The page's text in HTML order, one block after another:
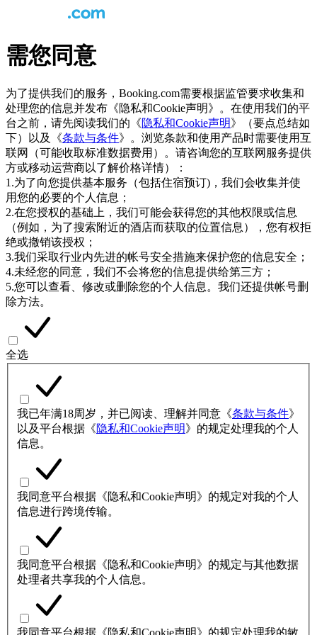
需您同意
为了提供我们的服务，Booking.com需要根据监管要求收集和
处理您的信息并发布《隐私和Cookie声明》。在使用我们的平
台之前，请先阅读我们的《隐私和Cookie声明》（要点总结如
下）以及《条款与条件》。浏览条款和使用产品时需要使用互
联网（可能收取标准数据费用）。请咨询您的互联网服务提供
方或移动运营商以了解价格详情）：
1.为了向您提供基本服务（包括住宿预订)，我们会收集并使
用您的必要的个人信息；
2.在您授权的基础上，我们可能会获得您的其他权限或信息
（例如，为了搜索附近的酒店而获取的位置信息），您有权拒
绝或撤销该授权；
3.我们采取行业内先进的帐号安全措施来保护您的信息安全；
4.未经您的同意，我们不会将您的信息提供给第三方；
5.您可以查看、修改或删除您的个人信息。我们还提供帐号删
除方法。
全选
我已年满18周岁，并已阅读、理解并同意《条款与条件》
以及平台根据《隐私和Cookie声明》的规定处理我的个人
信息。
我同意平台根据《隐私和Cookie声明》的规定对我的个人
信息进行跨境传输。
我同意平台根据《隐私和Cookie声明》的规定与其他数据
处理者共享我的个人信息。
我同意平台根据《隐私和Cookie声明》的规定处理我的敏